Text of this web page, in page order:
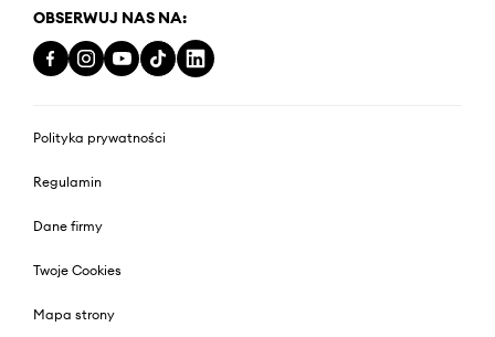
OBSERWUJ NAS NA:
Polityka prywatności
Regulamin
Dane firmy
Twoje Cookies
Mapa strony